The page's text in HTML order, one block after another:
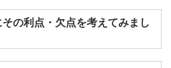
の利点・欠点を考えてみまし